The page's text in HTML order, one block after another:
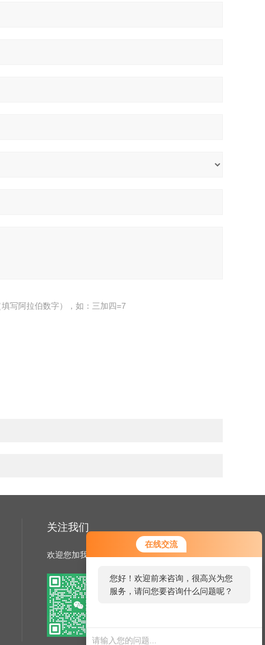
在线交流
您好！欢迎前来咨询，很高兴为您
服务，请问您要咨询什么问题呢？
写阿拉伯数字），如：三加四=7
关注我们
欢迎您加我微信了解更多信息